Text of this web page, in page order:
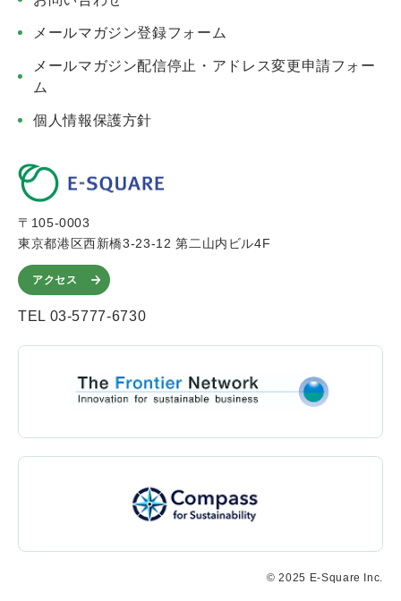
メールマガジン登録フォーム
メールマガジン配信停止・アドレス変更申請フォー
ム
個人情報保護方針
〒105-0003
東京都港区西新橋3-23-12 第二山内ビル4F
アクセス
TEL 03-5777-6730
© 2025 E-Square Inc.